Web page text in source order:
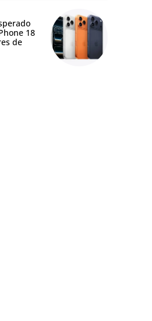
18
de